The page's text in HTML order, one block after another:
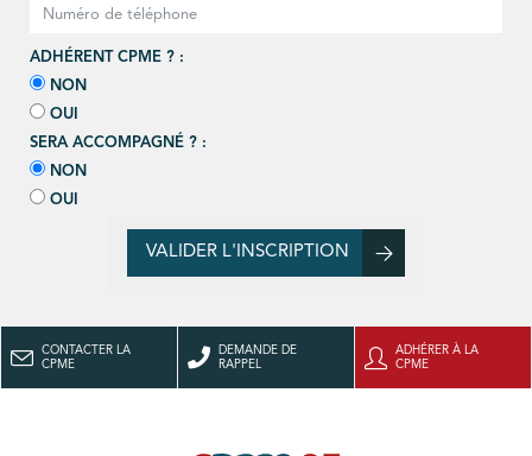
ADHÉRENT CPME ? :
NON
OUI
SERA ACCOMPAGNÉ ? :
NON
OUI
VALIDER L'INSCRIPTION
CONTACTER LA
CPME
DEMANDE DE
RAPPEL
ADHÉRER À LA
CPME